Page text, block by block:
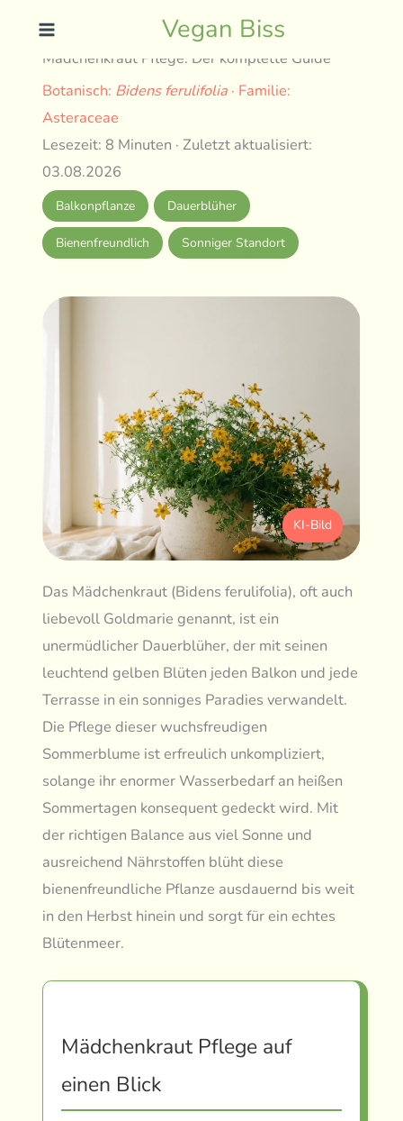
content
Vegan Biss
Mädchenkraut Pflege: Der komplette Guide
Botanisch: Bidens ferulifolia · Familie:
Asteraceae
Lesezeit: 8 Minuten · Zuletzt aktualisiert:
03.08.2026
Balkonpflanze Dauerblüher
Bienenfreundlich Sonniger Standort
KI-Bild
Das Mädchenkraut (Bidens ferulifolia), oft auch
liebevoll Goldmarie genannt, ist ein
unermüdlicher Dauerblüher, der mit seinen
leuchtend gelben Blüten jeden Balkon und jede
Terrasse in ein sonniges Paradies verwandelt.
Die Pflege dieser wuchsfreudigen
Sommerblume ist erfreulich unkompliziert,
solange ihr enormer Wasserbedarf an heißen
Sommertagen konsequent gedeckt wird. Mit
der richtigen Balance aus viel Sonne und
ausreichend Nährstoffen blüht diese
bienenfreundliche Pflanze ausdauernd bis weit
in den Herbst hinein und sorgt für ein echtes
Blütenmeer.
Mädchenkraut Pflege auf
einen Blick